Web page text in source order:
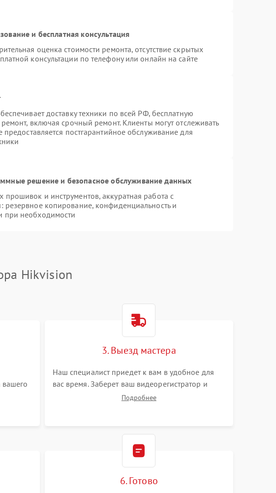
и бесплатная консультация
оценка стоимости ремонта, отсутствие скрытых
консультации по телефону или онлайн на сайте
доставку техники по всей РФ, бесплатную
включая срочный ремонт. Клиенты могут отслеживать
предоставляется постгарантийное обслуживание для
решение и безопасное обслуживание данных
и инструментов, аккуратная работа с
резервное копирование, конфиденциальность и
при необходимости
Hikvision
ваши
3. Выезд мастера
Наш специалист приедет к вам в удобное для
вас время. Заберет ваш видеорегистратор и
привезет на склад для диагностики.
Подробнее
6. Готово